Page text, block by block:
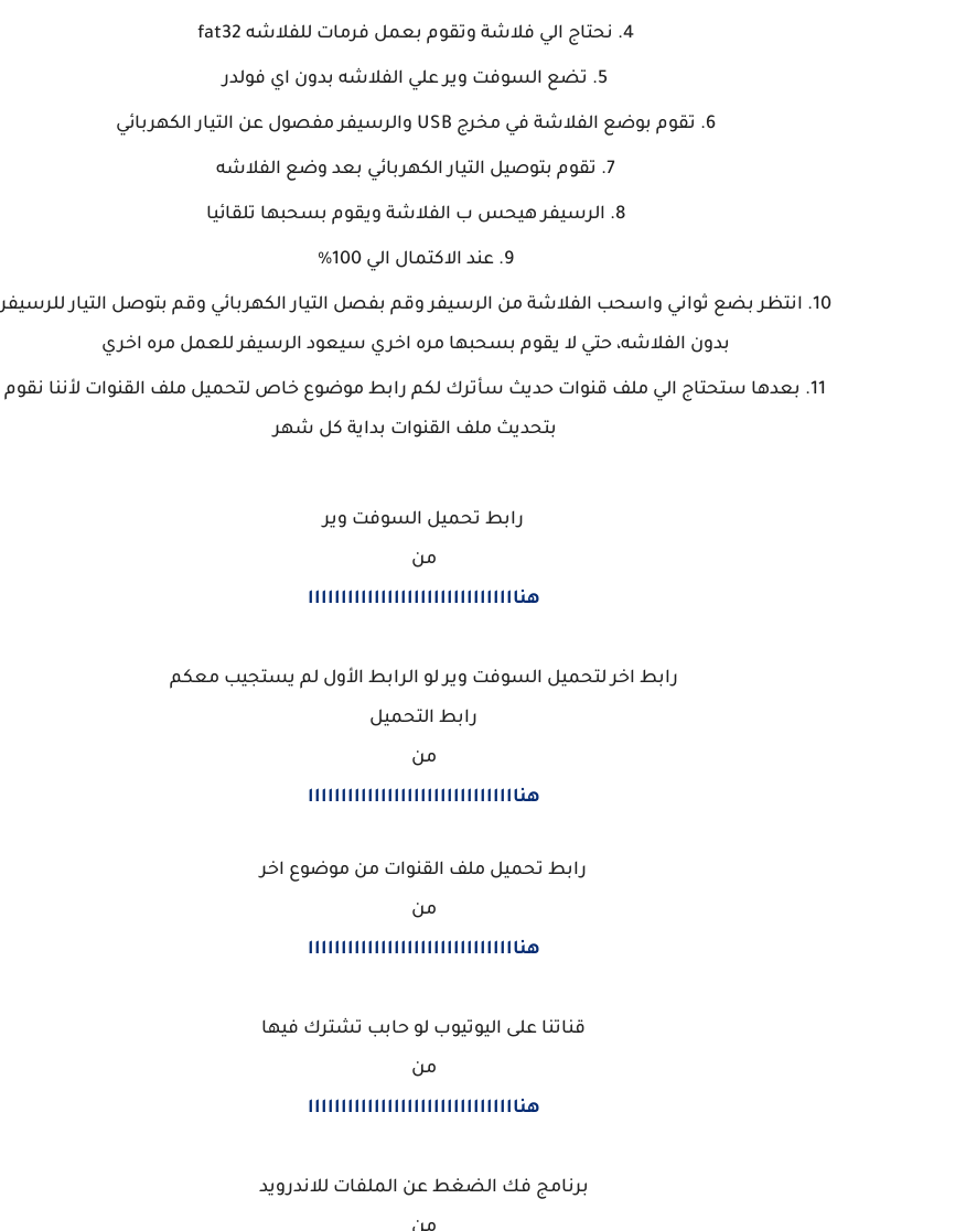
نحتاج الي فلاشة وتقوم بعمل فرمات للفلاشه fat32
تضع السوفت وير علي الفلاشه بدون اي فولدر
تقوم بوضع الفلاشة في مخرج USB والرسيفر مفصول عن التيار الكهربائي
تقوم بتوصيل التيار الكهربائي بعد وضع الفلاشه
الرسيفر هيحس ب الفلاشة ويقوم بسحبها تلقائيا
عند الاكتمال الي 100%
انتظر بضع ثواني واسحب الفلاشة من الرسيفر وقم بفصل التيار الكهربائي وقم بتوصل التيار للرسيفر
بدون الفلاشه، حتي لا يقوم بسحبها مره اخري سيعود الرسيفر للعمل مره اخري
بعدها ستحتاج الي ملف قنوات حديث سأترك لكم رابط موضوع خاص لتحميل ملف القنوات لأننا نقوم
بتحديث ملف القنوات بداية كل شهر
رابط تحميل السوفت وير
من
هناااااااااااااااااااااااااااااااا
رابط اخر لتحميل السوفت وير لو الرابط الأول لم يستجيب معكم
رابط التحميل
من
هناااااااااااااااااااااااااااااااا
رابط تحميل ملف القنوات من موضوع اخر
من
هناااااااااااااااااااااااااااااااا
قناتنا على اليوتيوب لو حابب تشترك فيها
من
هناااااااااااااااااااااااااااااااا
برنامج فك الضغط عن الملفات للاندرويد